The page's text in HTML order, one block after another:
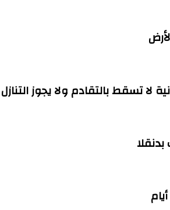
لا تسقط بالتقادم ولا يجوز